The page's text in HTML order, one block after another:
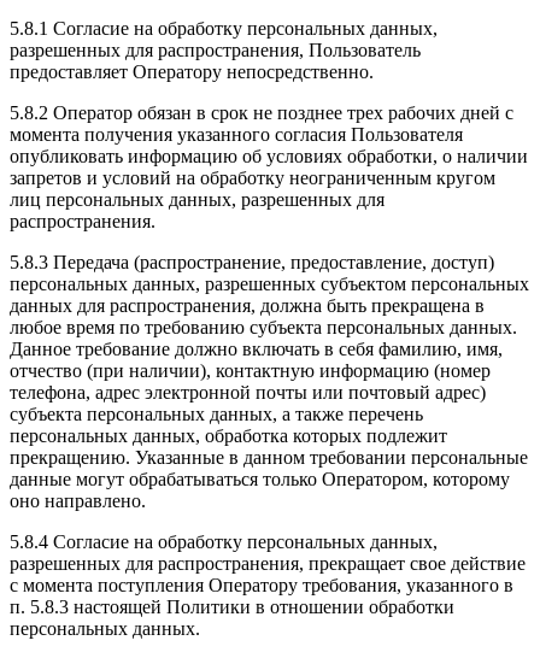
5.8.1 Согласие на обработку персональных данных,
разрешенных для распространения, Пользователь
предоставляет Оператору непосредственно.
5.8.2 Оператор обязан в срок не позднее трех рабочих дней с
момента получения указанного согласия Пользователя
опубликовать информацию об условиях обработки, о наличии
запретов и условий на обработку неограниченным кругом
лиц персональных данных, разрешенных для
распространения.
5.8.3 Передача (распространение, предоставление, доступ)
персональных данных, разрешенных субъектом персональных
данных для распространения, должна быть прекращена в
любое время по требованию субъекта персональных данных.
Данное требование должно включать в себя фамилию, имя,
отчество (при наличии), контактную информацию (номер
телефона, адрес электронной почты или почтовый адрес)
субъекта персональных данных, а также перечень
персональных данных, обработка которых подлежит
прекращению. Указанные в данном требовании персональные
данные могут обрабатываться только Оператором, которому
оно направлено.
5.8.4 Согласие на обработку персональных данных,
разрешенных для распространения, прекращает свое действие
с момента поступления Оператору требования, указанного в
п. 5.8.3 настоящей Политики в отношении обработки
персональных данных.